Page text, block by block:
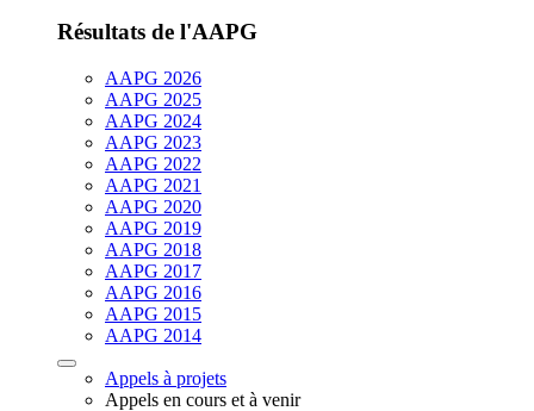
Résultats de l'AAPG
AAPG 2026
AAPG 2025
AAPG 2024
AAPG 2023
AAPG 2022
AAPG 2021
AAPG 2020
AAPG 2019
AAPG 2018
AAPG 2017
AAPG 2016
AAPG 2015
AAPG 2014
Appels à projets
Appels en cours et à venir